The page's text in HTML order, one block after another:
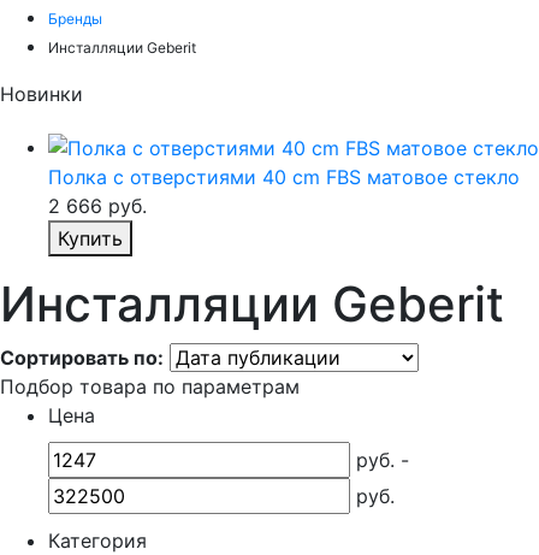
Бренды
Инсталляции Geberit
Новинки
Полка с отверстиями 40 cm FBS матовое стекло
2 666 руб.
Купить
Инсталляции Geberit
Сортировать по:
Подбор товара по параметрам
Цена
руб. -
руб.
Категория